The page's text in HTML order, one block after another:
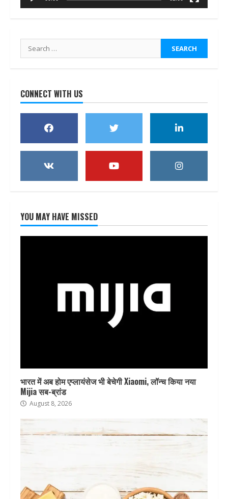
Search
for:
CONNECT WITH US
YOU MAY HAVE MISSED
भारत में अब होम एप्लायंसेज भी बेचेगी Xiaomi, लॉन्च किया नया
Mijia सब-ब्रांड
August 8, 2026